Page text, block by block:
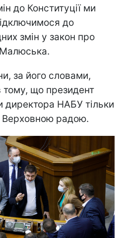
до Конституції ми
до
змін у закон про
за його словами,
тому, що президент
директора НАБУ тільки
Верховною радою.